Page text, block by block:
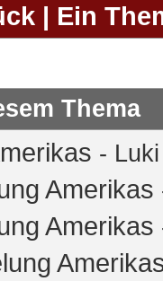
| Ein
Thema
- Luki
Amerikas
Amerikas